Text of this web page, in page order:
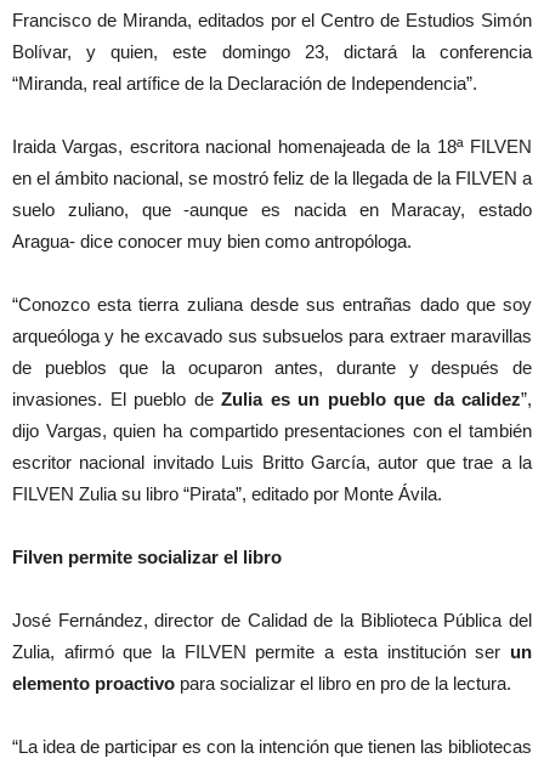
Francisco de Miranda, editados por el Centro de Estudios Simón
Bolívar, y quien, este domingo 23, dictará la conferencia
“Miranda, real artífice de la Declaración de Independencia”.
Iraida Vargas, escritora nacional homenajeada de la 18ª FILVEN
en el ámbito nacional, se mostró feliz de la llegada de la FILVEN a
suelo zuliano, que -aunque es nacida en Maracay, estado
Aragua- dice conocer muy bien como antropóloga.
“Conozco esta tierra zuliana desde sus entrañas dado que soy
arqueóloga y he excavado sus subsuelos para extraer maravillas
de pueblos que la ocuparon antes, durante y después de
invasiones. El pueblo de Zulia es un pueblo que da calidez”,
dijo Vargas, quien ha compartido presentaciones con el también
escritor nacional invitado Luis Britto García, autor que trae a la
FILVEN Zulia su libro “Pirata”, editado por Monte Ávila.
Filven permite socializar el libro
José Fernández, director de Calidad de la Biblioteca Pública del
Zulia, afirmó que la FILVEN permite a esta institución ser un
elemento proactivo para socializar el libro en pro de la lectura.
“La idea de participar es con la intención que tienen las bibliotecas